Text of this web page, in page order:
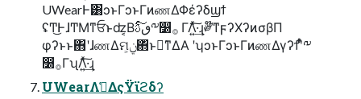
UWearͰ͸ͻͱΓͻͱΓͷணΔΦέʔδϣϯ
ʢͲ͜ͰɺͲΜͳਓͱʣ͔Βٯࢉͨ͠༸෰࡞ ΓΛ͍ͯ͠·͢ɻ༗໊ͳϝʔΧʔͷσβΠ
φʔͱͱ΋ʹɺணΔମݧ͕΋ͬͱྑ͘ͳΔΑ ͏ʹʮͻͱΓͻͱΓͷணΔγʔϯʹ͋ͬͨ༸
෰࡞ΓʯΛ͍ͯ͠·͢ɻ
UWearΛࢧ͑ΔςΫϊϩδʔ